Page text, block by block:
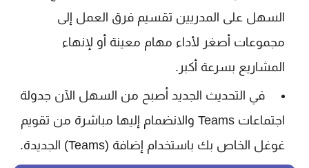
السهل على المدريين تقسيم فرق العمل إلى
مجموعات أصغر لأداء مهام معينة أو لإنهاء
المشاريع بسرعة أكبر.
في التحديث الجديد أصبح من السهل الآن جدولة
اجتماعات Teams والانضمام إليها مباشرة من تقويم
غوغل الخاص بك باستخدام إضافة (Teams) الجديدة.